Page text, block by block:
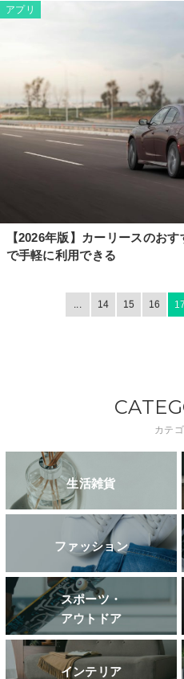
アプリ
【2026年版】カーリースのお
で手軽に利用できる
... 14 15 16 17
カテ
生活雑貨
ファッション
スポーツ・
アウトドア
インテリア